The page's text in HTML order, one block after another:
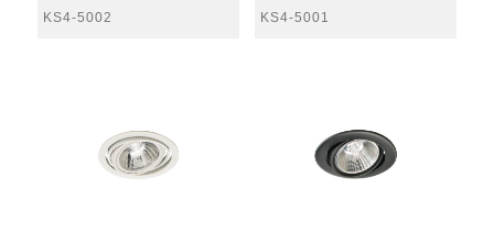
KS4-5002 KS4-5001